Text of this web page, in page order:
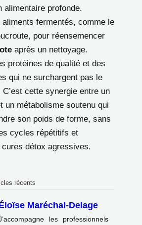
alimentaire profonde.
aliments fermentés, comme le
pour réensemencer
après un nettoyage.
protéines de qualité et des
qui ne surchargent pas le
cette synergie entre un
un métabolisme soutenu qui
son poids de forme, sans
cycles répétitifs et
détox agressives.
récents
Maréchal-Delage
les professionnels